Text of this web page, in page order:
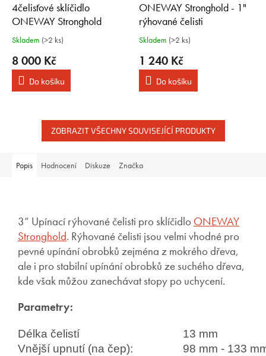
4čelisťové sklíčidlo
ONEWAY Stronghold
Rýhované čelisti 2", závit M33
Skladem (>2 ks)
8 000 Kč
Do košíku
ONEWAY Stronghold - 1"
rýhované čelisti
Skladem (>2 ks)
1 240 Kč
Do košíku
ZOBRAZIT VŠECHNY SOUVISEJÍCÍ PRODUKTY
Popis Hodnocení Diskuze Značka
3“ Upínací rýhované čelisti pro sklíčidlo ONEWAY
Stronghold. Rýhované čelisti jsou velmi vhodné pro
pevné upínání obrobků zejména z mokrého dřeva,
ale i pro stabilní upínání obrobků ze suchého dřeva,
kde však můžou zanechávat stopy po uchycení.
Parametry:
Délka čelistí
13 mm
Vnější upnutí (na čep):
98 mm - 133